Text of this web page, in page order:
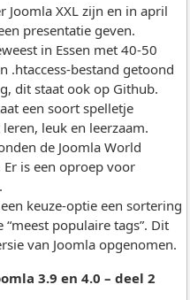
Joomla XXL zijn en in april
presentatie geven.
in Essen met 40-50
.htaccess-bestand getoond
dit staat ook op Github.
een soort spelletje
leuk en leerzaam.
de Joomla World
is een oproep voor
keuze-optie een sortering
populaire tags”. Dit
van Joomla opgenomen.
3.9 en 4.0 – deel 2